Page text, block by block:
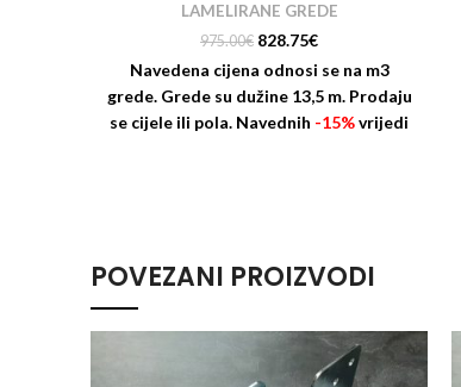
LAMELIRANE GREDE
975.00€ 828.75€
Navedena cijena odnosi se na m3
grede. Grede su dužine 13,5 m. Prodaju
se cijele ili pola. Navednih -15%vrijedi
upitu napište koji raspon bi Vam
POVEZANI PROIZVODI